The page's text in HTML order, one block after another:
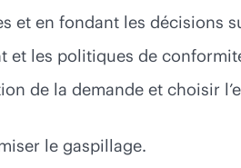
et en fondant les décisions
les politiques de
de la demande et choisir
le gaspillage.